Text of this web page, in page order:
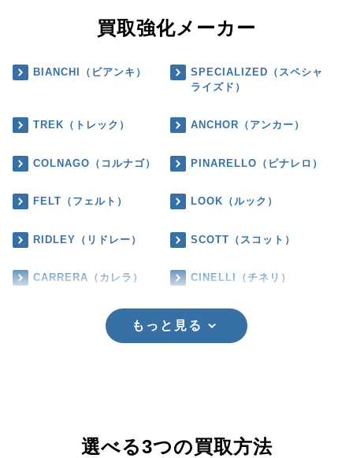
買取強化メーカー
BIANCHI（ビアンキ）
SPECIALIZED（スペシャ
ライズド）
TREK（トレック） ANCHOR（アンカー）
COLNAGO（コルナゴ） PINARELLO（ピナレロ）
FELT（フェルト） LOOK（ルック）
RIDLEY（リドレー） SCOTT（スコット）
CARRERA（カレラ） CINELLI（チネリ）
もっと見る
選べる3つの買取方法